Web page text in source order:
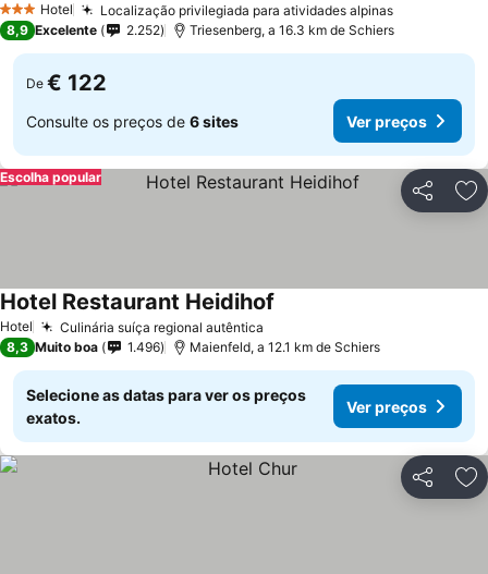
3 EstrelasHotel
Localização privilegiada para atividades alpinas
8,9 Excelente 2.252 Triesenberg, a 16.3 km de Schiers
De € 122
Consulte os preços de 6 sites Ver preços
Partilhar
Escolha popular
Hotel Culinária suíça regional autêntica
Hotel Restaurant Heidihof
8,3 Muito boa 1.496 Maienfeld, a 12.1 km de Schiers
Selecione as datas para ver os preços
exatos.
Ver preços
Partilhar